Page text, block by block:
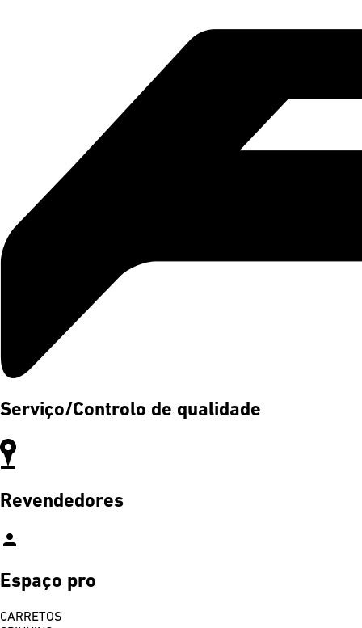
Serviço/Controlo de qualidade
Revendedores
person
Espaço pro
CARRETOS